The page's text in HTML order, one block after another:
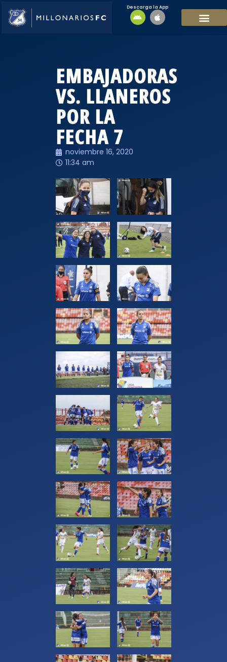
Descarga la App
EMBAJADORAS
VS. LLANEROS
POR LA
FECHA 7
noviembre 16, 2020
11:34 am